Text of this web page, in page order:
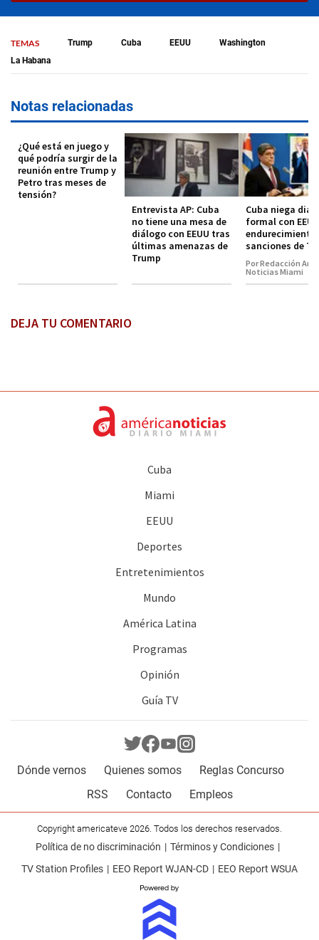
TEMAS Trump Cuba EEUU
Washington
La Habana
Notas relacionadas
¿Qué está en juego y
qué podría surgir de la
reunión entre Trump y
Petro tras meses de
tensión?
Entrevista AP: Cuba
no tiene una mesa de
diálogo con EEUU tras
últimas amenazas de
Trump
Cuba niega
formal con
endurecimiento
sanciones de
Por Redacción
Noticias Miami
DEJA TU COMENTARIO
Cuba
Miami
EEUU
Deportes
Entretenimientos
Mundo
América Latina
Programas
Opinión
Guía TV
Dónde vernos Quienes somos
Reglas Concurso
RSS
Contacto Empleos
Copyright americateve 2026. Todos los derechos reservados.
Política de no discriminación
Términos y Condiciones
TV Station Profiles
EEO Report WJAN-CD EEO Report WSUA